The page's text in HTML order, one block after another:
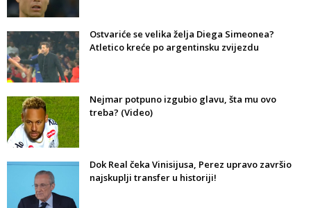
Ostvariće se velika želja Diega Simeonea?
Atletico kreće po argentinsku zvijezdu
Nejmar potpuno izgubio glavu, šta mu ovo
treba? (Video)
Dok Real čeka Vinisijusa, Perez upravo završio
najskuplji transfer u historiji!